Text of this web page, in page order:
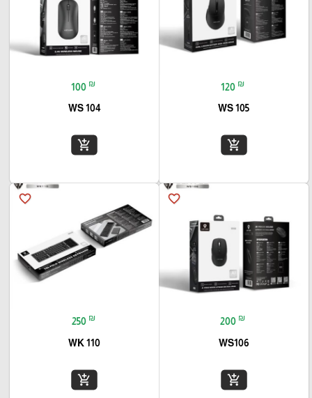
120 ₪
WS 105
add_shopping_cart
100 ₪
WS 104
add_shopping_cart
favorite_border
200 ₪
WS106
add_shopping_cart
favorite_border
250 ₪
WK 110
add_shopping_cart